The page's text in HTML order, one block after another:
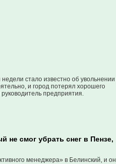
стало известно об увольнении
и город потерял хорошего
предприятия.
смог убрать снег в Пензе,
менеджера» в Белинский, и он